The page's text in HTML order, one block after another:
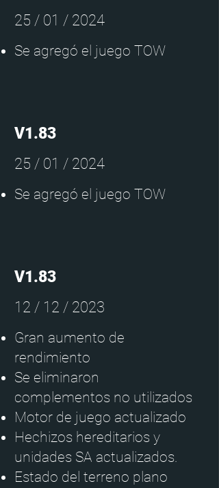
25 / 01 / 2024
Se agregó el juego TOW
V1.83
25 / 01 / 2024
Se agregó el juego TOW
V1.83
12 / 12 / 2023
Gran aumento de
rendimiento
Se eliminaron
complementos no utilizados
Motor de juego actualizado
Hechizos hereditarios y
unidades SA actualizados.
Estado del terreno plano